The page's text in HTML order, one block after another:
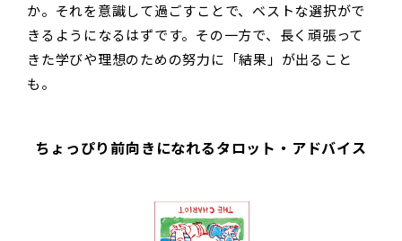
か。それを意識して過ごすことで、ベストな選択がで
きるようになるはずです。その一方で、長く頑張って
きた学びや理想のための努力に「結果」が出ること
も。
ちょっぴり前向きになれるタロット・アドバイス